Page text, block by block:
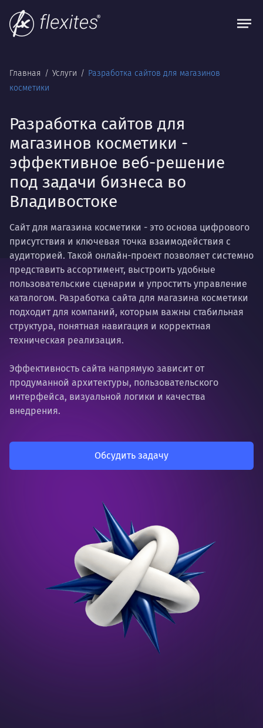
Главная Услуги
Разработка сайтов для магазинов
косметики
Разработка сайтов для
магазинов косметики -
эффективное веб-решение
под задачи бизнеса во
Владивостоке
Сайт для магазина косметики - это основа цифрового
присутствия и ключевая точка взаимодействия с
аудиторией. Такой онлайн-проект позволяет системно
представить ассортимент, выстроить удобные
пользовательские сценарии и упростить управление
каталогом. Разработка сайта для магазина косметики
подходит для компаний, которым важны стабильная
структура, понятная навигация и корректная
техническая реализация.
Эффективность сайта напрямую зависит от
продуманной архитектуры, пользовательского
интерфейса, визуальной логики и качества
внедрения.
Обсудить задачу